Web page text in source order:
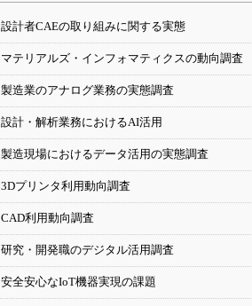
設計者CAEの取り組みに関する実態
マテリアルズ・インフォマティクスの動向調査
製造業のアナログ業務の実態調査
設計・解析業務におけるAI活用
製造現場におけるデータ活用の実態調査
3Dプリンタ利用動向調査
CAD利用動向調査
研究・開発職のデジタル活用調査
安全安心なIoT機器実現の課題